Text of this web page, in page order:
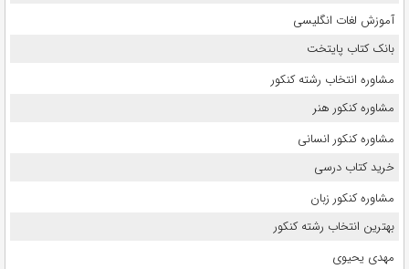
آموزش لغات انگلیسی
بانک کتاب پایتخت
مشاوره انتخاب رشته کنکور
مشاوره کنکور هنر
مشاوره کنکور انسانی
خرید کتاب درسی
مشاوره کنکور زبان
بهترین انتخاب رشته کنکور
مهدی یحیوی